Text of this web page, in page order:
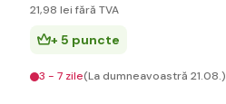
21,98 lei fără TVA
+ 5 puncte
3 - 7 zile(La dumneavoastră 21.08.)